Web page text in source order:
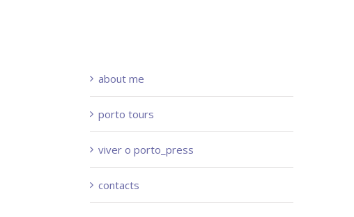
about me
porto tours
viver o porto_press
contacts